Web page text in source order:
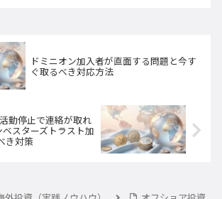
ドミニオン加入者が直面する問題と今す
ぐ取るべき対応方法
動停止で連絡が取れ
スターズトラスト加
き対策